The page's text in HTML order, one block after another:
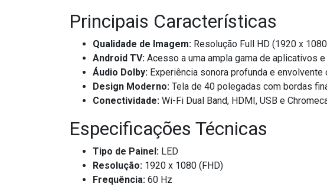
Principais Características
Qualidade de Imagem: Resolução Full HD (1920 x
Android TV: Acesso a uma ampla gama de aplicativos
Áudio Dolby: Experiência sonora profunda e envolvente
Design Moderno: Tela de 40 polegadas com bordas
Conectividade: Wi-Fi Dual Band, HDMI, USB e
Especificações Técnicas
Tipo de Painel: LED
Resolução: 1920 x 1080 (FHD)
Frequência: 60 Hz